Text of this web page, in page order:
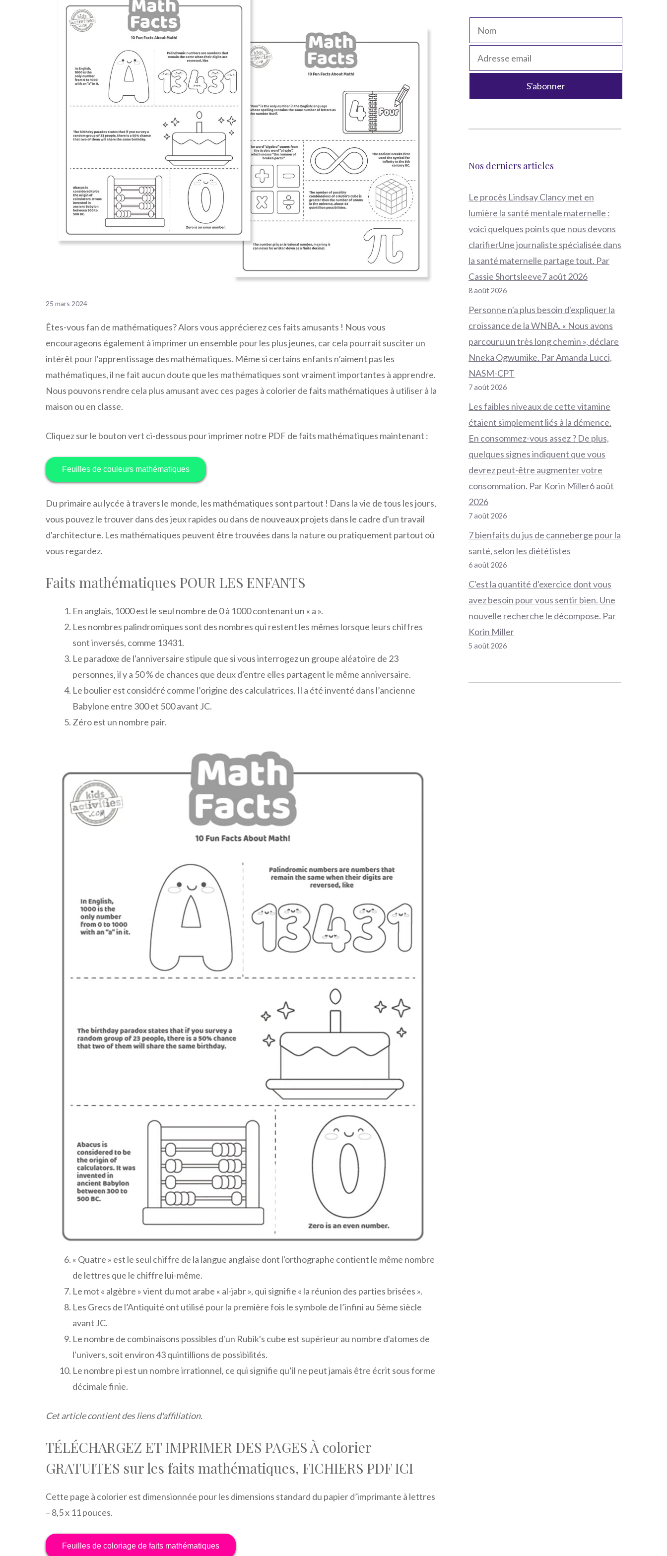
25 mars 2024
Êtes-vous fan de mathématiques? Alors vous apprécierez ces faits amusants ! Nous vous
encourageons également à imprimer un ensemble pour les plus jeunes, car cela pourrait susciter un
intérêt pour l’apprentissage des mathématiques. Même si certains enfants n’aiment pas les
mathématiques, il ne fait aucun doute que les mathématiques sont vraiment importantes à apprendre.
Nous pouvons rendre cela plus amusant avec ces pages à colorier de faits mathématiques à utiliser à la
maison ou en classe.
Cliquez sur le bouton vert ci-dessous pour imprimer notre PDF de faits mathématiques maintenant :
Feuilles de couleurs mathématiques
Du primaire au lycée à travers le monde, les mathématiques sont partout ! Dans la vie de tous les jours,
vous pouvez le trouver dans des jeux rapides ou dans de nouveaux projets dans le cadre d'un travail
d'architecture. Les mathématiques peuvent être trouvées dans la nature ou pratiquement partout où
vous regardez.
Faits mathématiques POUR LES ENFANTS
En anglais, 1000 est le seul nombre de 0 à 1000 contenant un « a ».
Les nombres palindromiques sont des nombres qui restent les mêmes lorsque leurs chiffres
sont inversés, comme 13431.
Le paradoxe de l'anniversaire stipule que si vous interrogez un groupe aléatoire de 23
personnes, il y a 50 % de chances que deux d'entre elles partagent le même anniversaire.
Le boulier est considéré comme l’origine des calculatrices. Il a été inventé dans l’ancienne
Babylone entre 300 et 500 avant JC.
Zéro est un nombre pair.
« Quatre » est le seul chiffre de la langue anglaise dont l'orthographe contient le même nombre
de lettres que le chiffre lui-même.
Le mot « algèbre » vient du mot arabe « al-jabr », qui signifie « la réunion des parties brisées ».
Les Grecs de l’Antiquité ont utilisé pour la première fois le symbole de l’infini au 5ème siècle
avant JC.
Le nombre de combinaisons possibles d'un Rubik's cube est supérieur au nombre d'atomes de
l'univers, soit environ 43 quintillions de possibilités.
Le nombre pi est un nombre irrationnel, ce qui signifie qu’il ne peut jamais être écrit sous forme
décimale finie.
Cet article contient des liens d'affiliation.
TÉLÉCHARGEZ ET IMPRIMER DES PAGES À colorier
GRATUITES sur les faits mathématiques, FICHIERS PDF ICI
Cette page à colorier est dimensionnée pour les dimensions standard du papier d’imprimante à lettres
– 8,5 x 11 pouces.
Feuilles de coloriage de faits mathématiques
Nos derniers articles
Le procès Lindsay Clancy met en
lumière la santé mentale maternelle :
voici quelques points que nous devons
clarifierUne journaliste spécialisée dans
la santé maternelle partage tout. Par
Cassie Shortsleeve7 août 2026
8 août 2026
Personne n'a plus besoin d'expliquer la
croissance de la WNBA. « Nous avons
parcouru un très long chemin », déclare
Nneka Ogwumike. Par Amanda Lucci,
NASM-CPT
7 août 2026
Les faibles niveaux de cette vitamine
étaient simplement liés à la démence.
En consommez-vous assez ? De plus,
quelques signes indiquent que vous
devrez peut-être augmenter votre
consommation. Par Korin Miller6 août
2026
7 août 2026
7 bienfaits du jus de canneberge pour la
santé, selon les diététistes
6 août 2026
C'est la quantité d'exercice dont vous
avez besoin pour vous sentir bien. Une
nouvelle recherche le décompose. Par
Korin Miller
5 août 2026